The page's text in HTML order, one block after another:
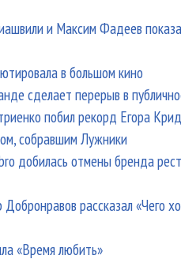
и Максим Фадеев
в большом кино
сделает перерыв в
побил рекорд Егора
собравшим Лужники
добилась отмены бренда
рассказал «Чего
«Время любить»